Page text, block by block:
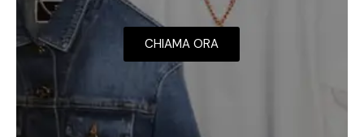
CHIAMA ORA